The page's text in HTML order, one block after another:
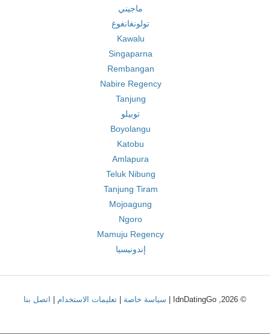
ماجيني
تولونغانغوغ
Kawalu
Singaparna
Rembangan
Nabire Regency
Tanjung
توبيلو
Boyolangu
Katobu
Amlapura
Teluk Nibung
Tanjung Tiram
Mojoagung
Ngoro
Mamuju Regency
إندونيسيا
© 2026, IdnDatingGo | سياسة خاصة تعليمات الاستخدام اتصل بنا